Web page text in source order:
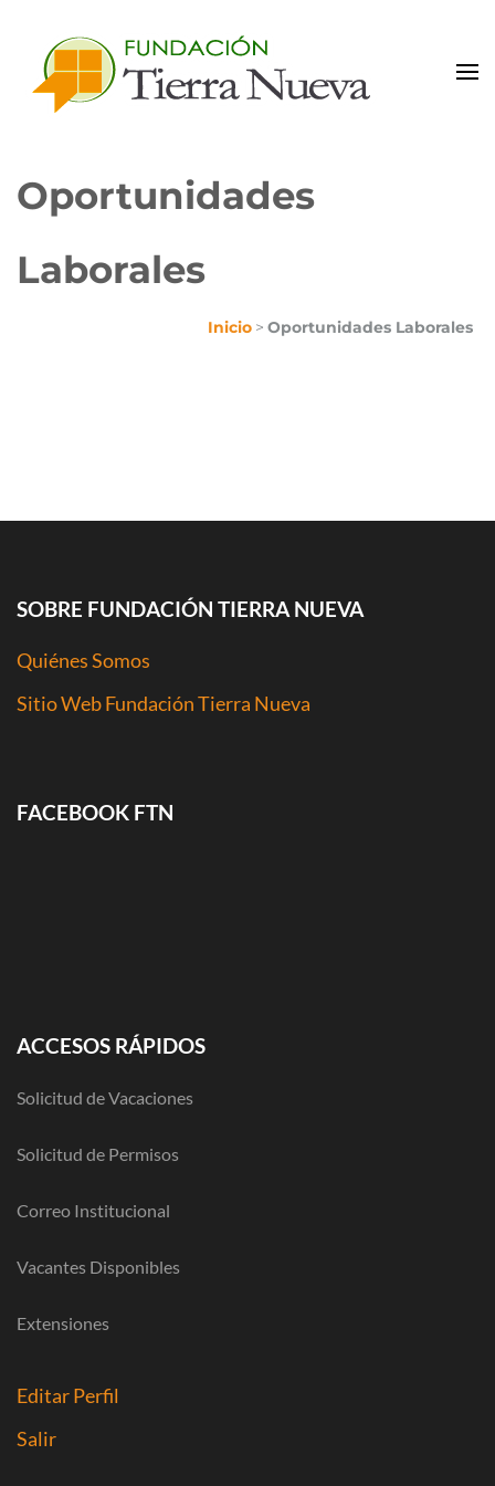
Oportunidades
Laborales
Inicio > Oportunidades Laborales
SOBRE FUNDACIÓN TIERRA NUEVA
Quiénes Somos
Sitio Web Fundación Tierra Nueva
FACEBOOK FTN
ACCESOS RÁPIDOS
Solicitud de Vacaciones
Solicitud de Permisos
Correo Institucional
Vacantes Disponibles
Extensiones
Editar Perfil
Salir